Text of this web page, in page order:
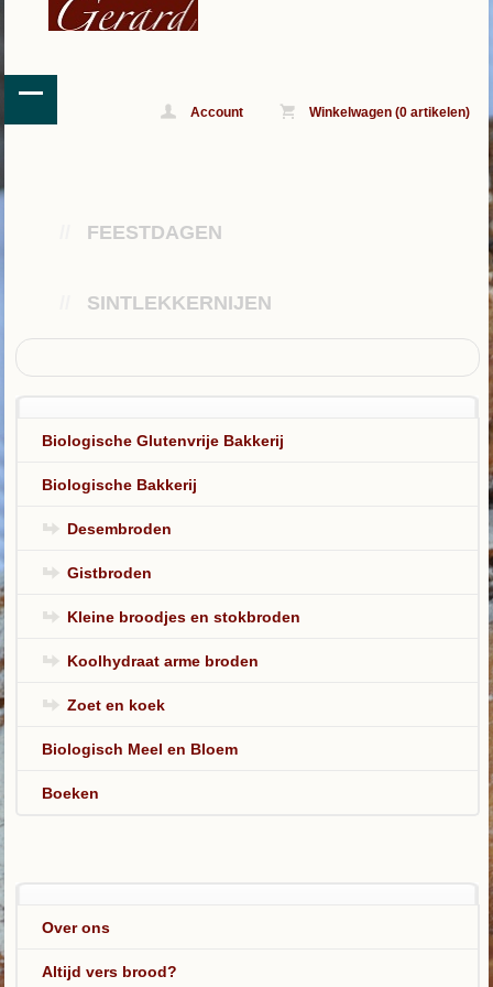
Account Winkelwagen (0 artikelen)
FEESTDAGEN
SINTLEKKERNIJEN
Biologische Glutenvrije Bakkerij
Biologische Bakkerij
Desembroden
Gistbroden
Kleine broodjes en stokbroden
Koolhydraat arme broden
Zoet en koek
Biologisch Meel en Bloem
Boeken
Over ons
Altijd vers brood?